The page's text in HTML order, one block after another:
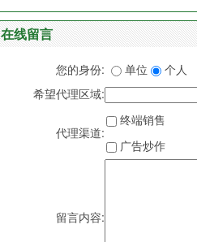
在线留言
您的身份: 单位
个人
希望代理区域:
代理渠道:
终端销售
广告炒作
留言内容: